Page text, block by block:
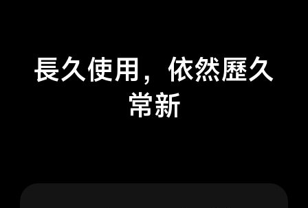
長久使用，依然歷久
常新